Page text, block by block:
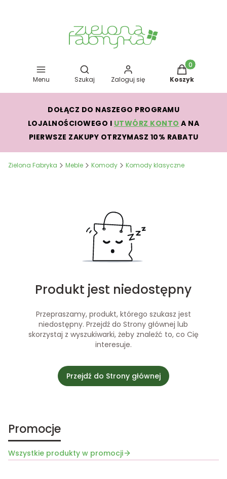
Menu
Otwórz wyszukiwarkę
Szukaj Zaloguj się
Produkty w
Koszyk
DOŁĄCZ DO NASZEGO PROGRAMU
LOJALNOŚCIOWEGO I UTWÓRZ KONTO A NA
PIERWSZE ZAKUPY OTRZYMASZ 10% RABATU
Zielona Fabryka Meble Komody Komody klasyczne
Produkt jest niedostępny
Przepraszamy, produkt, którego szukasz jest
niedostępny. Przejdź do Strony głównej lub
skorzystaj z wyszukiwarki, żeby znaleźć to, co Cię
interesuje.
Przejdź do Strony głównej
Promocje
Wszystkie produkty w promocji